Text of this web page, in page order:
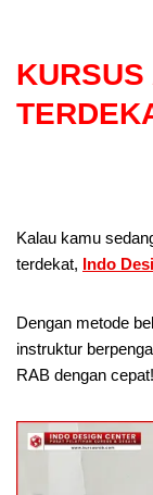
Kalau kamu
terdekat, Indo
Dengan metode
instruktur
RAB dengan cepat!